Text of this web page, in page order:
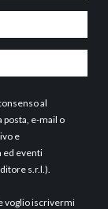
al
posta, e-mail o
e
ed eventi
s.r.l.).
voglio iscrivermi